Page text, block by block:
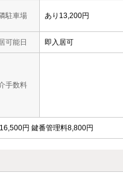
駐車場 あり13,200円
可能日 即入居可
手数料
円 鍵番管理料8,800円